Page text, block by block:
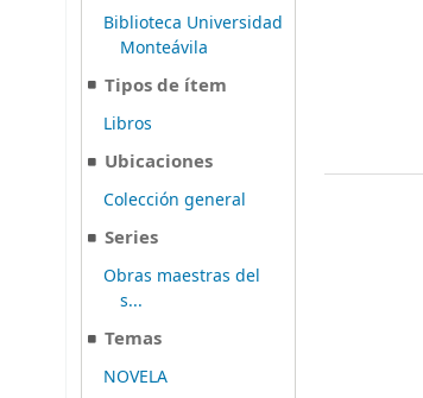
Biblioteca Universidad
Monteávila
Tipos de ítem
Libros
Ubicaciones
Colección general
Series
Obras maestras del
s...
Temas
NOVELA